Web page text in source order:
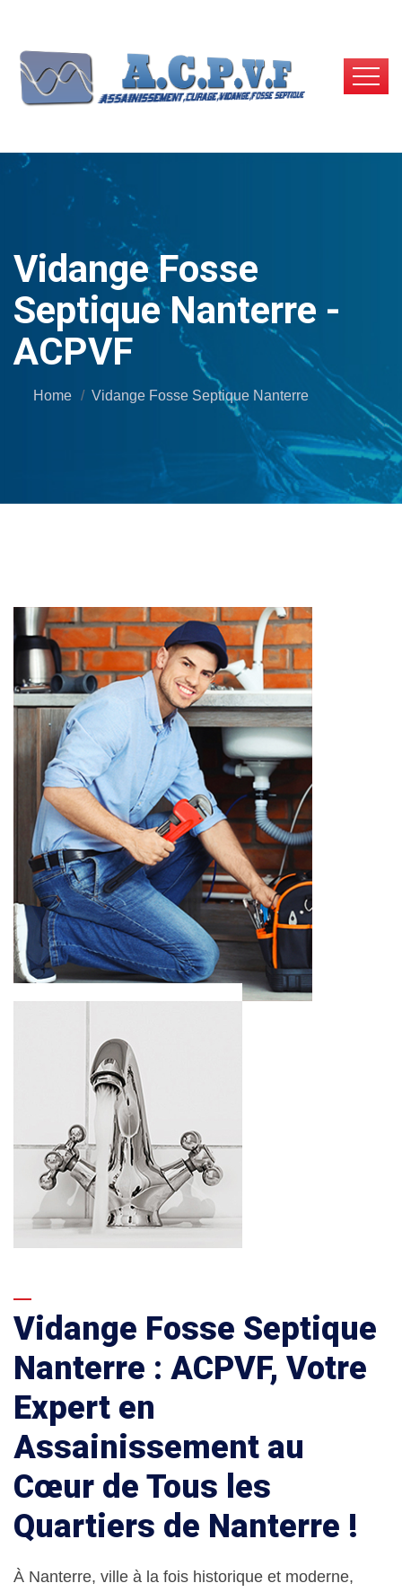
Vidange Fosse
Septique Nanterre -
ACPVF
Home Vidange Fosse Septique Nanterre
Vidange Fosse Septique
Nanterre : ACPVF, Votre
Expert en
Assainissement au
Cœur de Tous les
Quartiers de Nanterre !
À Nanterre, ville à la fois historique et moderne,